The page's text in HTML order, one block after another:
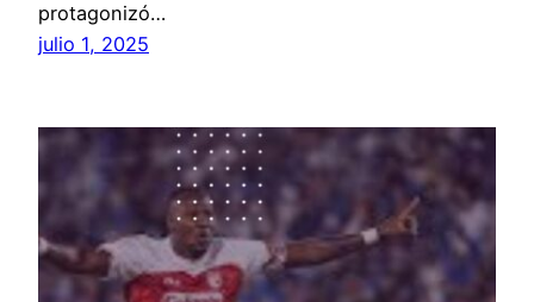
protagonizó…
julio 1, 2025